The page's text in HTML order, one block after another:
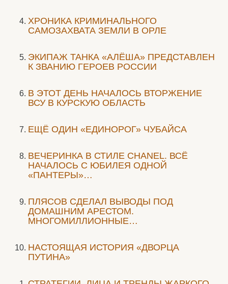
ХРОНИКА КРИМИНАЛЬНОГО
САМОЗАХВАТА ЗЕМЛИ В ОРЛЕ
ЭКИПАЖ ТАНКА «АЛЁША» ПРЕДСТАВЛЕН
К ЗВАНИЮ ГЕРОЕВ РОССИИ
В ЭТОТ ДЕНЬ НАЧАЛОСЬ ВТОРЖЕНИЕ
ВСУ В КУРСКУЮ ОБЛАСТЬ
ЕЩЁ ОДИН «ЕДИНОРОГ» ЧУБАЙСА
ВЕЧЕРИНКА В СТИЛЕ СHANEL. ВСЁ
НАЧАЛОСЬ С ЮБИЛЕЯ ОДНОЙ
«ПАНТЕРЫ»…
ПЛЯСОВ СДЕЛАЛ ВЫВОДЫ ПОД
ДОМАШНИМ АРЕСТОМ.
МНОГОМИЛЛИОННЫЕ…
НАСТОЯЩАЯ ИСТОРИЯ «ДВОРЦА
ПУТИНА»